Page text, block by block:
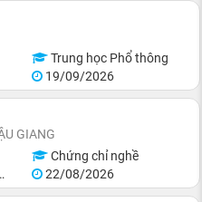
Trung học Phổ thông
19/09/2026
GIANG
Chứng chỉ nghề
22/08/2026